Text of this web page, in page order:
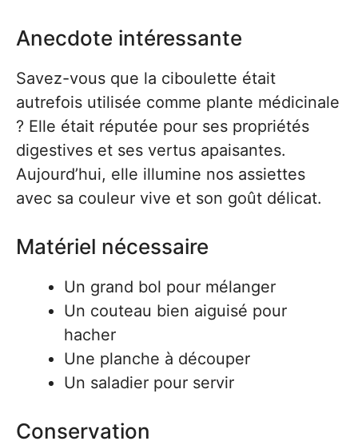
Anecdote intéressante
Savez-vous que la ciboulette était
autrefois utilisée comme plante médicinale
? Elle était réputée pour ses propriétés
digestives et ses vertus apaisantes.
Aujourd’hui, elle illumine nos assiettes
avec sa couleur vive et son goût délicat.
Matériel nécessaire
Un grand bol pour mélanger
Un couteau bien aiguisé pour
hacher
Une planche à découper
Un saladier pour servir
Conservation